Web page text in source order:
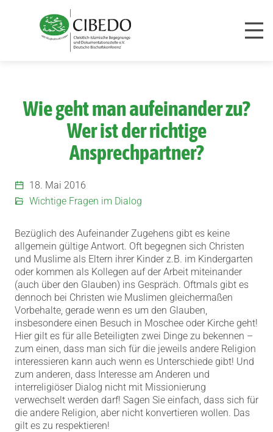
Wie geht man aufeinander zu?
Wer ist der richtige
Ansprechpartner?
18. Mai 2016
Wichtige Fragen im Dialog
Bezüglich des Aufeinander Zugehens gibt es keine
allgemein gültige Antwort. Oft begegnen sich Christen
und Muslime als Eltern ihrer Kinder z.B. im Kindergarten
oder kommen als Kollegen auf der Arbeit miteinander
(auch über den Glauben) ins Gespräch. Oftmals gibt es
dennoch bei Christen wie Muslimen gleichermaßen
Vorbehalte, gerade wenn es um den Glauben,
insbesondere einen Besuch in Moschee oder Kirche geht!
Hier gilt es für alle Beteiligten zwei Dinge zu bekennen –
zum einen, dass man sich für die jeweils andere Religion
interessieren kann auch wenn es Unterschiede gibt! Und
zum anderen, dass Interesse am Anderen und
interreligiöser Dialog nicht mit Missionierung
verwechselt werden darf! Sagen Sie einfach, dass sich für
die andere Religion, aber nicht konvertieren wollen. Das
gilt es zu respektieren!